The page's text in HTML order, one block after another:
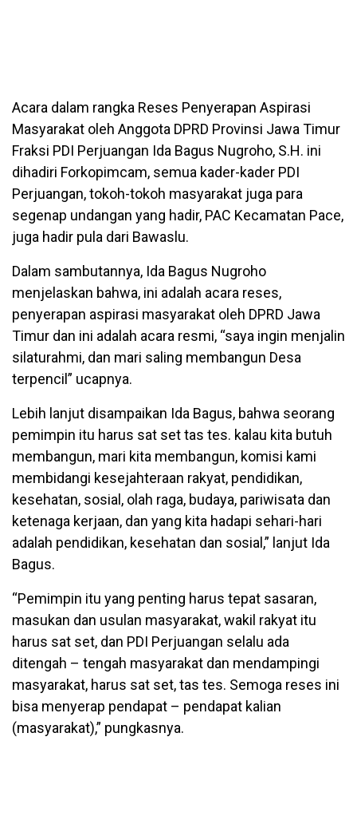
Acara dalam rangka Reses Penyerapan Aspirasi
Masyarakat oleh Anggota DPRD Provinsi Jawa Timur
Fraksi PDI Perjuangan Ida Bagus Nugroho, S.H. ini
dihadiri Forkopimcam, semua kader-kader PDI
Perjuangan, tokoh-tokoh masyarakat juga para
segenap undangan yang hadir, PAC Kecamatan Pace,
juga hadir pula dari Bawaslu.
Dalam sambutannya, Ida Bagus Nugroho
menjelaskan bahwa, ini adalah acara reses,
penyerapan aspirasi masyarakat oleh DPRD Jawa
Timur dan ini adalah acara resmi, “saya ingin menjalin
silaturahmi, dan mari saling membangun Desa
terpencil” ucapnya.
Lebih lanjut disampaikan Ida Bagus, bahwa seorang
pemimpin itu harus sat set tas tes. kalau kita butuh
membangun, mari kita membangun, komisi kami
membidangi kesejahteraan rakyat, pendidikan,
kesehatan, sosial, olah raga, budaya, pariwisata dan
ketenaga kerjaan, dan yang kita hadapi sehari-hari
adalah pendidikan, kesehatan dan sosial,” lanjut Ida
Bagus.
“Pemimpin itu yang penting harus tepat sasaran,
masukan dan usulan masyarakat, wakil rakyat itu
harus sat set, dan PDI Perjuangan selalu ada
ditengah – tengah masyarakat dan mendampingi
masyarakat, harus sat set, tas tes. Semoga reses ini
bisa menyerap pendapat – pendapat kalian
(masyarakat),” pungkasnya.